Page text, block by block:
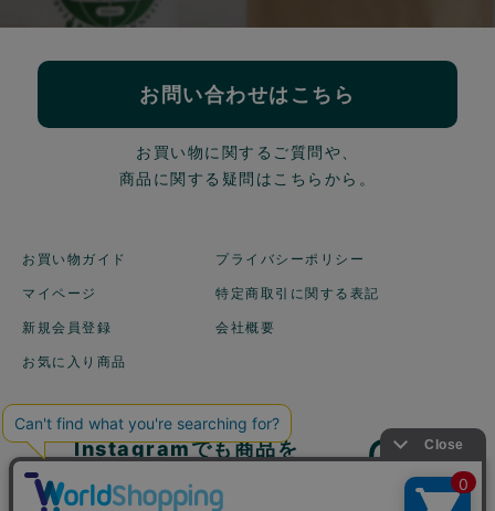
お問い合わせはこちら
お買い物に関するご質問や、
商品に関する疑問はこちらから。
お買い物ガイド
マイページ
新規会員登録
お気に入り商品
プライバシーポリシー
特定商取引に関する表記
会社概要
Instagramでも商品を
ご紹介しています！